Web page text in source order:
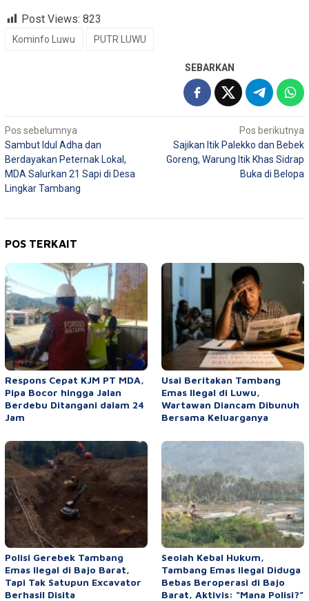
Post Views: 823
Kominfo Luwu PUTR LUWU
SEBARKAN
Navigasi
pos
Pos sebelumnya
Sambut Idul Adha dan
Berdayakan Peternak Lokal,
MDA Salurkan 21 Sapi di Desa
Lingkar Tambang
Pos berikutnya
Sajikan Itik Palekko dan Bebek
Goreng, Warung Itik Khas Sidrap
Buka di Belopa
POS TERKAIT
Respons Cepat KJM PT MDA,
Pipa Bocor hingga Jalan
Berdebu Ditangani dalam 24
Jam
Usai Beritakan Tambang
Emas Ilegal di Luwu,
Wartawan Diancam Dibunuh
Bersama Keluarganya
Polisi Gerebek Tambang
Emas Ilegal di Bajo Barat,
Tapi Tak Satupun Excavator
Berhasil Disita
Seolah Kebal Hukum,
Tambang Emas Ilegal Diduga
Bebas Beroperasi di Bajo
Barat, Aktivis: “Mana Polisi?”